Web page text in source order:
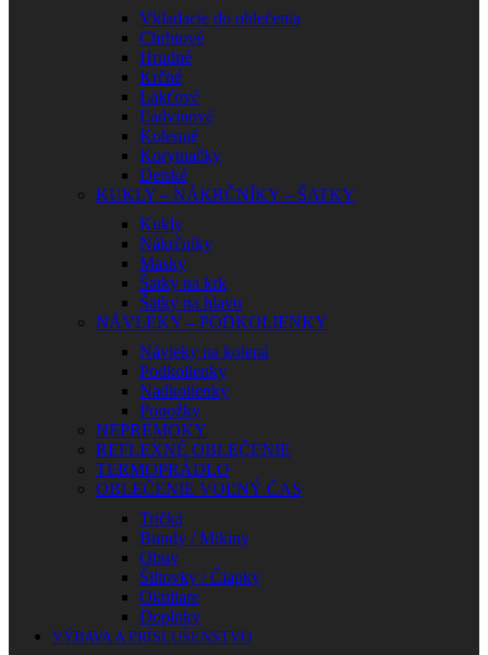
Vkladacie do oblečenia
Chrbtové
Hrudné
Krčné
Lakťové
Ľadvinové
Kolenné
Korytnačky
Detské
KUKLY – NÁKRČNÍKY – ŠATKY
Kukly
Nákrčníky
Masky
Šatky na krk
Šatky na hlavu
NÁVLEKY – PODKOLIENKY
Návleky na kolená
Podkolienky
Nadkolienky
Ponožky
NEPREMOKY
REFLEXNÉ OBLEČENIE
TERMOPRÁDLO
OBLEČENIE VOĽNÝ ČAS
Tričká
Bundy / Mikiny
Obuv
Šiltovky / Čiapky
Okuliare
Doplnky
VÝBAVA A PRÍSLUŠENSTVO